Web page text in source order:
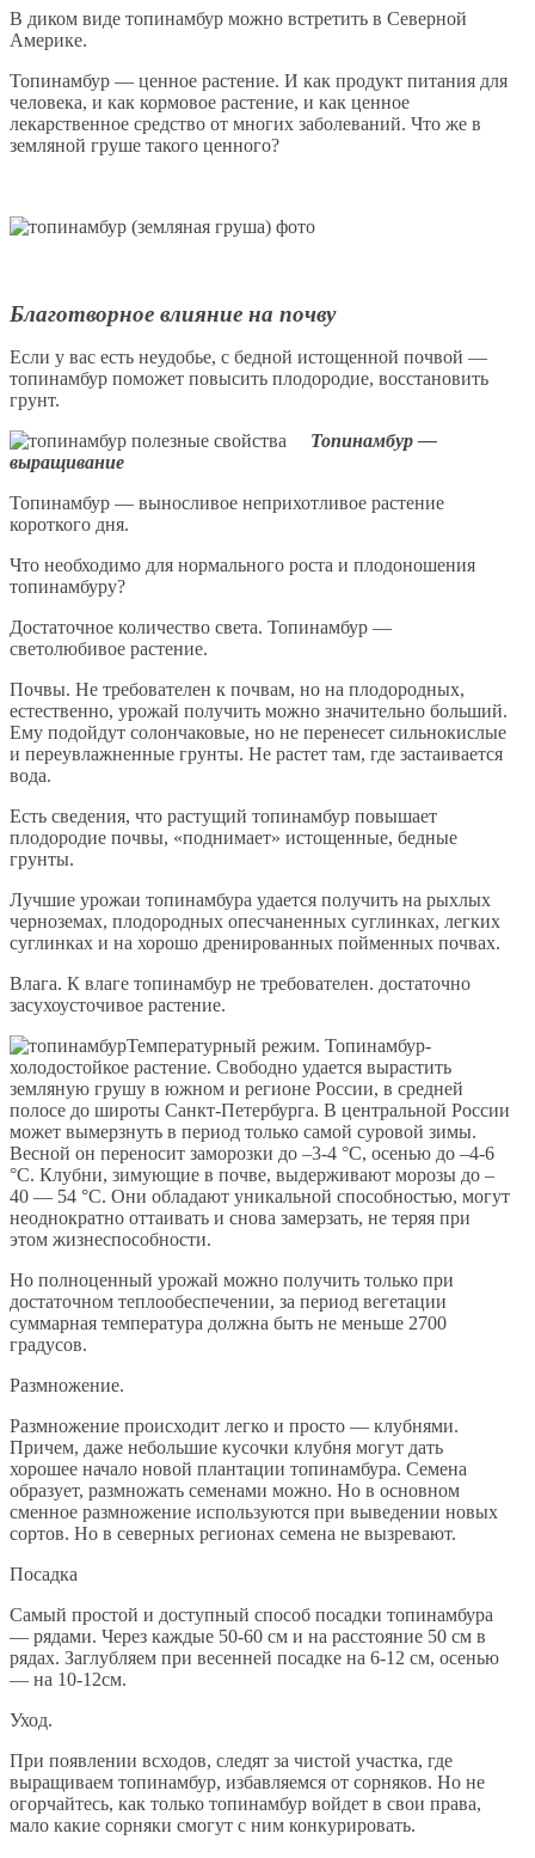
В диком виде топинамбур можно встретить в Северной
Америке.
Топинамбур — ценное растение. И как продукт питания для
человека, и как кормовое растение, и как ценное
лекарственное средство от многих заболеваний. Что же в
земляной груше такого ценного?
Благотворное влияние на почву
Если у вас есть неудобье, с бедной истощенной почвой —
топинамбур поможет повысить плодородие, восстановить
грунт.
Топинамбур —
выращивание
Топинамбур — выносливое неприхотливое растение
короткого дня.
Что необходимо для нормального роста и плодоношения
топинамбуру?
Достаточное количество света. Топинамбур —
светолюбивое растение.
Почвы. Не требователен к почвам, но на плодородных,
естественно, урожай получить можно значительно больший.
Ему подойдут солончаковые, но не перенесет сильнокислые
и переувлажненные грунты. Не растет там, где застаивается
вода.
Есть сведения, что растущий топинамбур повышает
плодородие почвы, «поднимает» истощенные, бедные
грунты.
Лучшие урожаи топинамбура удается получить на рыхлых
черноземах, плодородных опесчаненных суглинках, легких
суглинках и на хорошо дренированных пойменных почвах.
Влага. К влаге топинамбур не требователен. достаточно
засухоусточивое растение.
Температурный режим. Топинамбур-
холодостойкое растение. Свободно удается вырастить
земляную грушу в южном и регионе России, в средней
полосе до широты Санкт-Петербурга. В центральной России
может вымерзнуть в период только самой суровой зимы.
Весной он переносит заморозки до –3-4 °С, осенью до –4-6
°С. Клубни, зимующие в почве, выдерживают морозы до –
40 — 54 °С. Они обладают уникальной способностью, могут
неоднократно оттаивать и снова замерзать, не теряя при
этом жизнеспособности.
Но полноценный урожай можно получить только при
достаточном теплообеспечении, за период вегетации
суммарная температура должна быть не меньше 2700
градусов.
Размножение.
Размножение происходит легко и просто — клубнями.
Причем, даже небольшие кусочки клубня могут дать
хорошее начало новой плантации топинамбура. Семена
образует, размножать семенами можно. Но в основном
сменное размножение используются при выведении новых
сортов. Но в северных регионах семена не вызревают.
Посадка
Самый простой и доступный способ посадки топинамбура
— рядами. Через каждые 50-60 см и на расстояние 50 см в
рядах. Заглубляем при весенней посадке на 6-12 см, осенью
— на 10-12см.
Уход.
При появлении всходов, следят за чистой участка, где
выращиваем топинамбур, избавляемся от сорняков. Но не
огорчайтесь, как только топинамбур войдет в свои права,
мало какие сорняки смогут с ним конкурировать.